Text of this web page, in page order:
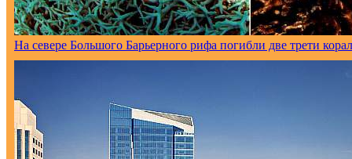
На севере Большого Барьерного рифа погибли две трети